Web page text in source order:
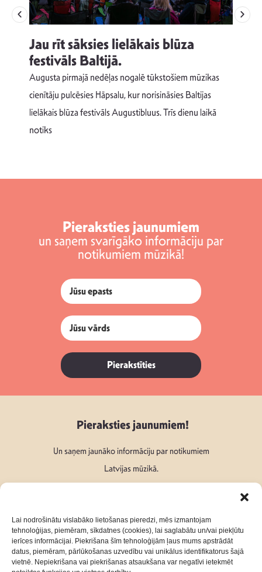
Lai nodrošinātu vislabāko lietošanas pieredzi, mēs izmantojam
tehnoloģijas, piemēram, sīkdatnes (cookies), lai saglabātu un/vai piekļūtu
ierīces informācijai. Piekrišana šīm tehnoloģijām ļaus mums apstrādāt
datus, piemēram, pārlūkošanas uzvedību vai unikālus identifikatorus šajā
vietnē. Nepiekrišana vai piekrišanas atsaukšana var negatīvi ietekmēt
Jau rīt sāksies lielākais blūza
festivāls Baltijā.
Augusta pirmajā nedēļas nogalē tūkstošiem mūzikas
cienītāju pulcēsies Hāpsalu, kur norisināsies Baltijas
lielākais blūza festivāls Augustibluus. Trīs dienu laikā
notiks
Pieraksties jaunumiem
un saņem svarīgāko informāciju par
notikumiem mūzikā!
Pierakstīties
Pieraksties jaunumiem!
Un saņem jaunāko informāciju par notikumiem
Latvijas mūzikā.
Seko mums: